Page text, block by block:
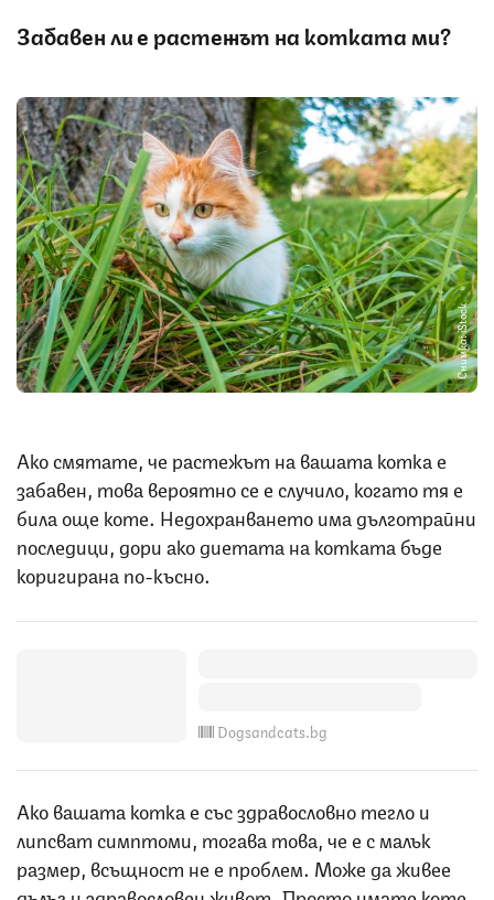
Забавен ли е растежът на котката ми?
Снимка: iStock
Ако смятате, че растежът на вашата котка е
забавен, това вероятно се е случило, когато тя е
била още коте. Недохранването има дълготрайни
последици, дори ако диетата на котката бъде
коригирана по-късно.
Dogsandcats.bg
Ако вашата котка е със здравословно тегло и
липсват симптоми, тогава това, че е с малък
размер, всъщност не е проблем. Може да живее